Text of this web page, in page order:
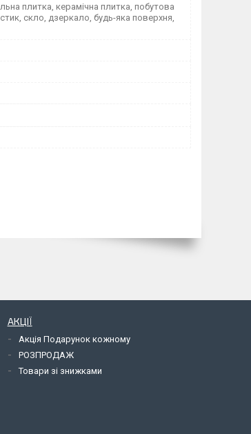
плитка, керамічна плитка, побутова
скло, дзеркало, будь-яка поверхня,
АКЦІЇ
Акція Подарунок кожному
РОЗПРОДАЖ
Товари зі знижками